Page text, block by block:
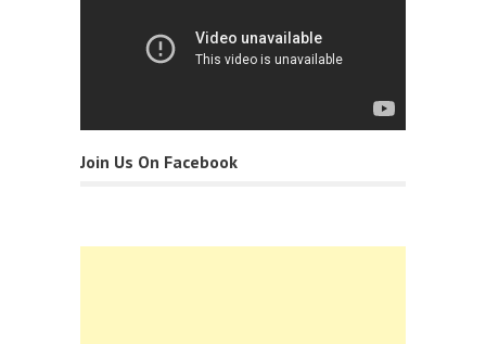
Join Us On Facebook